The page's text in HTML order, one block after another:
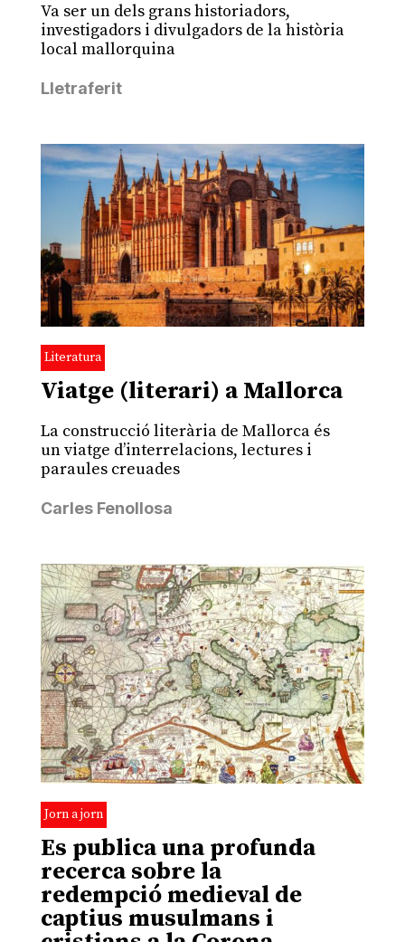
Va ser un dels grans historiadors,
investigadors i divulgadors de la història
local mallorquina
Lletraferit
Literatura
Viatge (literari) a Mallorca
La construcció literària de Mallorca és
un viatge d’interrelacions, lectures i
paraules creuades
Carles Fenollosa
Jorn a jorn
Es publica una profunda
recerca sobre la
redempció medieval de
captius musulmans i